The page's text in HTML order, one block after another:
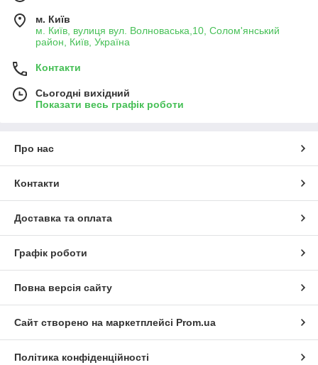
м. Київ
м. Київ, вулиця вул. Волноваська,10, Солом'янський
район, Київ, Україна
Контакти
Сьогодні вихідний
Показати весь графік роботи
Про нас
Контакти
Доставка та оплата
Графік роботи
Повна версія сайту
Сайт створено на маркетплейсі Prom.ua
Політика конфіденційності